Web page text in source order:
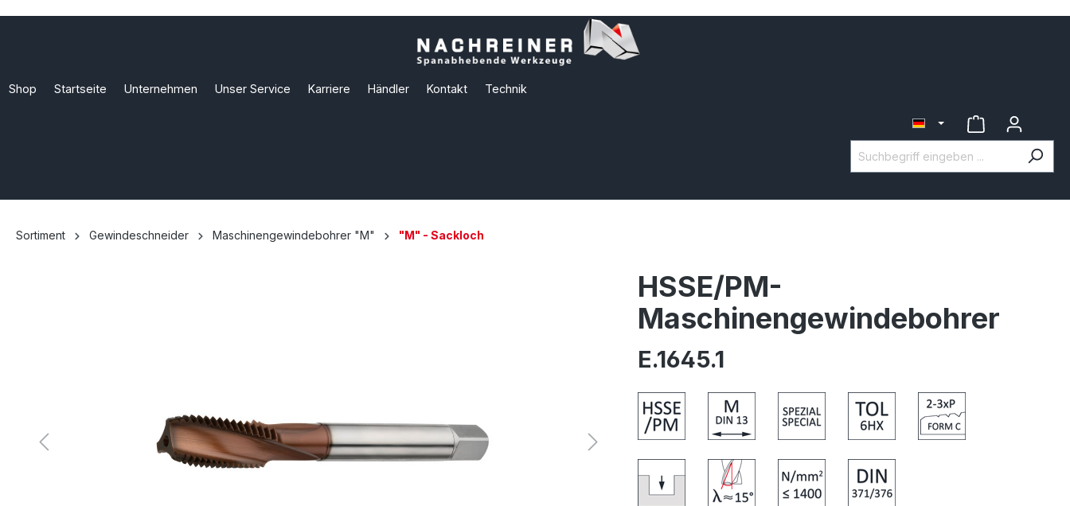
Shop Startseite Unternehmen Unser Service Karriere Händler Kontakt Technik
Sortiment Gewindeschneider Maschinengewindebohrer "M" "M" - Sackloch
HSSE/PM-
Maschinengewindebohrer
E.1645.1